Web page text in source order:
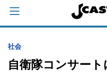
社会
自衛隊コンサー